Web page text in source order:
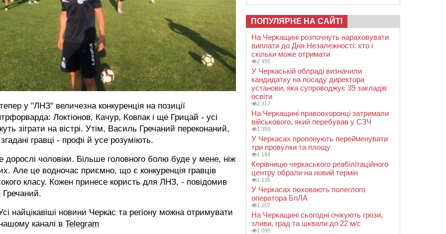
у "ЛНЗ" величезна конкуренція на позиції
Локтіонов, Качур, Ковпак і ще Грицай - усі
зіграти на вістрі. Утім, Василь Гречаний переконаний,
гравці - профі й усе розуміють.
дорослі чоловіки. Більше головного болю буде у мене, ніж
Але це водночас приємно, що є конкуренція гравців
класу. Кожен принесе користь для ЛНЗ, - повідомив
Гречаний.
найцікавіші новини Черкас та регіону можна отримувати
каналі в Telegram
ПОПУЛЯРНЕ НА САЙТІ
На Черкащині розпочнуть нараховувати
виплати до Дня Незалежності: хто і
скільки може отримати
2 455
У Черкаській облраді визначили
кандидатку на посаду директора
установи, яка супроводжує 39 закладів
освіти
2 317
На Черкащині правоохоронці затримали
військового, який перебував у СЗЧ
1 359
У Черкасах пропонують перейменувати
три провулки та площу
1 184
Керівницю черкаського реабілітаційного
центру обрали на новий термін
1 135
У Черкасах поховають полеглого
оператора БпЛА
1 107
На Черкащині сьогодні очікують грози,
зливи, град та шквали до 22 м/с
1 095